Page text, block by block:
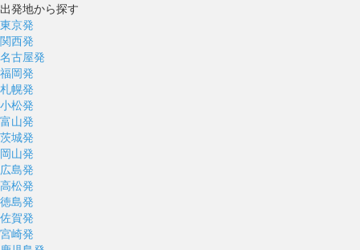
出発地から探す
東京発
関西発
名古屋発
福岡発
札幌発
小松発
富山発
茨城発
岡山発
広島発
高松発
徳島発
佐賀発
宮崎発